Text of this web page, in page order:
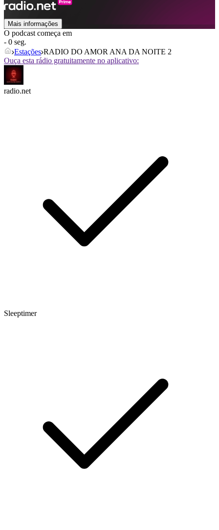
Mais informações
O podcast começa em
- 0 seg.
Estações RADIO DO AMOR ANA DA NOITE 2
Ouça esta rádio gratuitamente no aplicativo:
radio.net
Sleeptimer